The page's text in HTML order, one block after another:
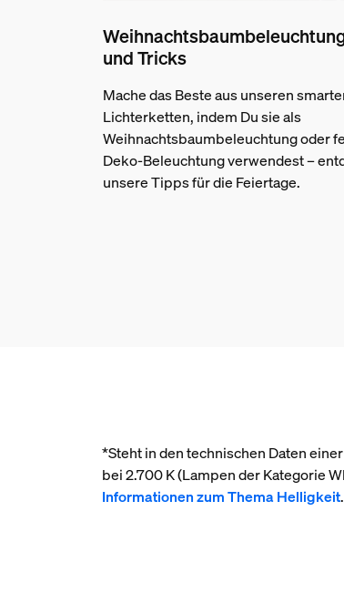
und Tricks
Mache das Beste aus unseren
Lichterketten, indem Du sie als
Weihnachtsbaumbeleuchtung oder
Deko-Beleuchtung verwendest –
unsere Tipps für die Feiertage.
*Steht in den technischen Daten
bei 2.700 K (Lampen der Kategorie
Informationen zum Thema Helligkeit.